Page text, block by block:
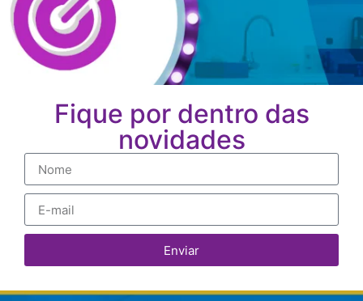
Fique por dentro das
novidades
Enviar